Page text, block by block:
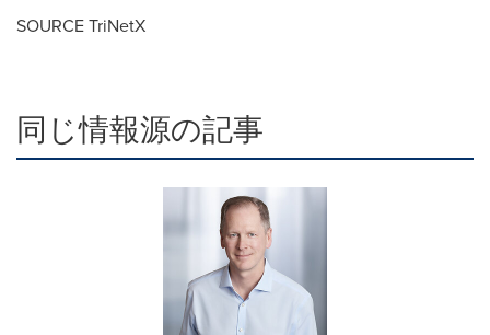
SOURCE TriNetX
同じ情報源の記事